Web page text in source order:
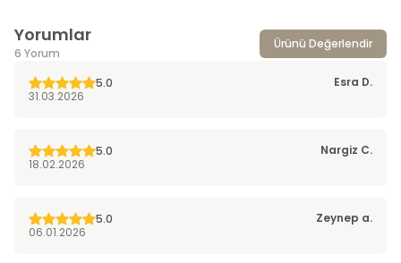
Yorumlar
6 Yorum
Ürünü Değerlendir
5.0 Esra D.
31.03.2026
5.0 Nargiz C.
18.02.2026
5.0 Zeynep a.
06.01.2026